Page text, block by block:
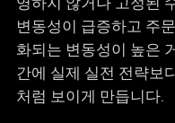
변동성이 급증하고 주
화되는 변동성이 높은
간에 실제 실전 전략보
처럼 보이게 만듭니다.